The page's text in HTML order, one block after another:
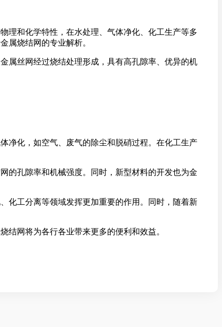
理和化学特性，在水处理、气体净化、化工生产等多
属烧结网的专业解析。
属丝网经过烧结处理形成，具有高孔隙率、优异的机
净化，如空气、废气的除尘和脱硝过程。在化工生产
的孔隙率和机械强度。同时，新型材料的开发也为金
化工分离等领域发挥更加重要的作用。同时，随着新
结网将为各行各业带来更多的便利和效益。